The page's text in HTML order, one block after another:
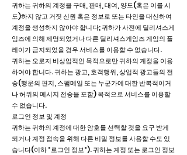
귀하는 귀하의 계정을 구매, 판매, 대여, 양도(혹은 이를 시
도)하지 않고 거짓 신원 혹은 정보로 또는 타인을 대신하여
계정을 생성하지 않아야 합니다; 귀하가 사전에 딜리셔스게
임즈에 의해 제명되었거나 다른 딜리셔스게임즈 게임의 플
레이가 금지되었을 경우 서비스를 이용할 수 없습니다.
귀하는 오로지 비상업적인 목적으로만 귀하의 계정을 이용
하여야 합니다. 귀하는 광고, 호객행위, 상업적 광고들의 전
송(행운의 편지, 스팸메일 또는 누군가에 대한 반복적이거
나 허위의 메시지 전송을 포함) 목적으로 서비스를 이용할
수 없습니다.
로그인 정보 및 계정
귀하는 귀하의 계정에 대한 암호를 선택할 것을 요구 받게
되거나 계정 접속을 위해 다른 비밀 정보를 사용할 수도 있
습니다(이하 "로그인 정보"). 귀하는 계정 또는 로그인 정보